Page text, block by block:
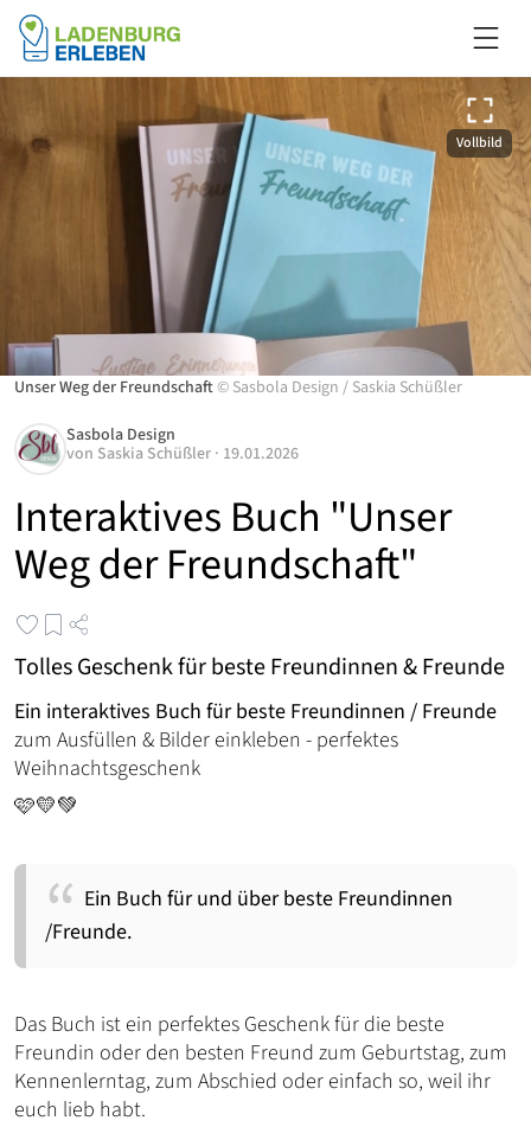
Vollbild
Unser Weg der Freundschaft© Sasbola Design / Saskia Schüßler
Interaktives Buch "Unser
Weg der Freundschaft"
Sasbola Design
von Saskia Schüßler · 19.01.2026
Tolles Geschenk für beste Freundinnen & Freunde
Ein interaktives Buch für beste Freundinnen / Freunde
zum Ausfüllen & Bilder einkleben - perfektes
Weihnachtsgeschenk
🩷💛💚
Ein Buch für und über beste Freundinnen
/Freunde.
Das Buch ist ein perfektes Geschenk für die beste
Freundin oder den besten Freund zum Geburtstag, zum
Kennenlerntag, zum Abschied oder einfach so, weil ihr
euch lieb habt.